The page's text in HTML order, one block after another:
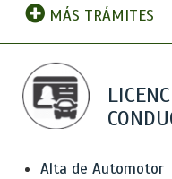
MÁS TRÁMITES
Alta de Automotor